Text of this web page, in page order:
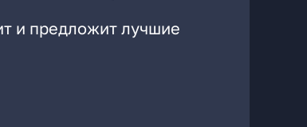
и предложит лучшие